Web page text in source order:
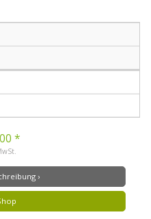
*
›